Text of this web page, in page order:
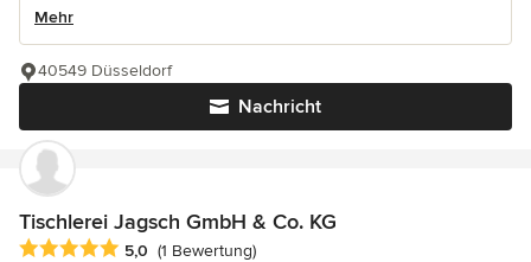
Mehr
Nachricht
40549 Düsseldorf
Tischlerei Jagsch GmbH & Co. KG
Durchschnittliche Bewertung: 5 von 5 Sternen
5,0 (1 Bewertung)